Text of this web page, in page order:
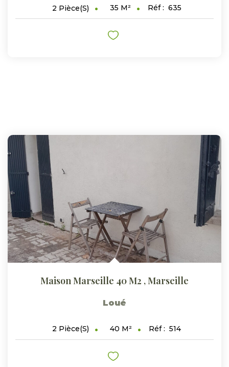
2 Pièce(s) 35 M² Réf : 635
Maison Marseille 40 M2 ,Marseille
Loué
2 Pièce(s) 40 M² Réf : 514